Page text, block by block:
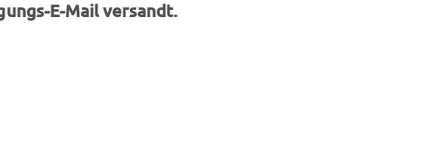
E-Mail versandt.